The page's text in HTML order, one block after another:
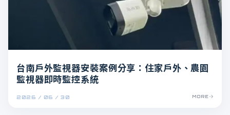
2026 / 06 / 30
台南戶外監視器安裝案例分享：住家戶外、農園
監視器即時監控系統
MORE